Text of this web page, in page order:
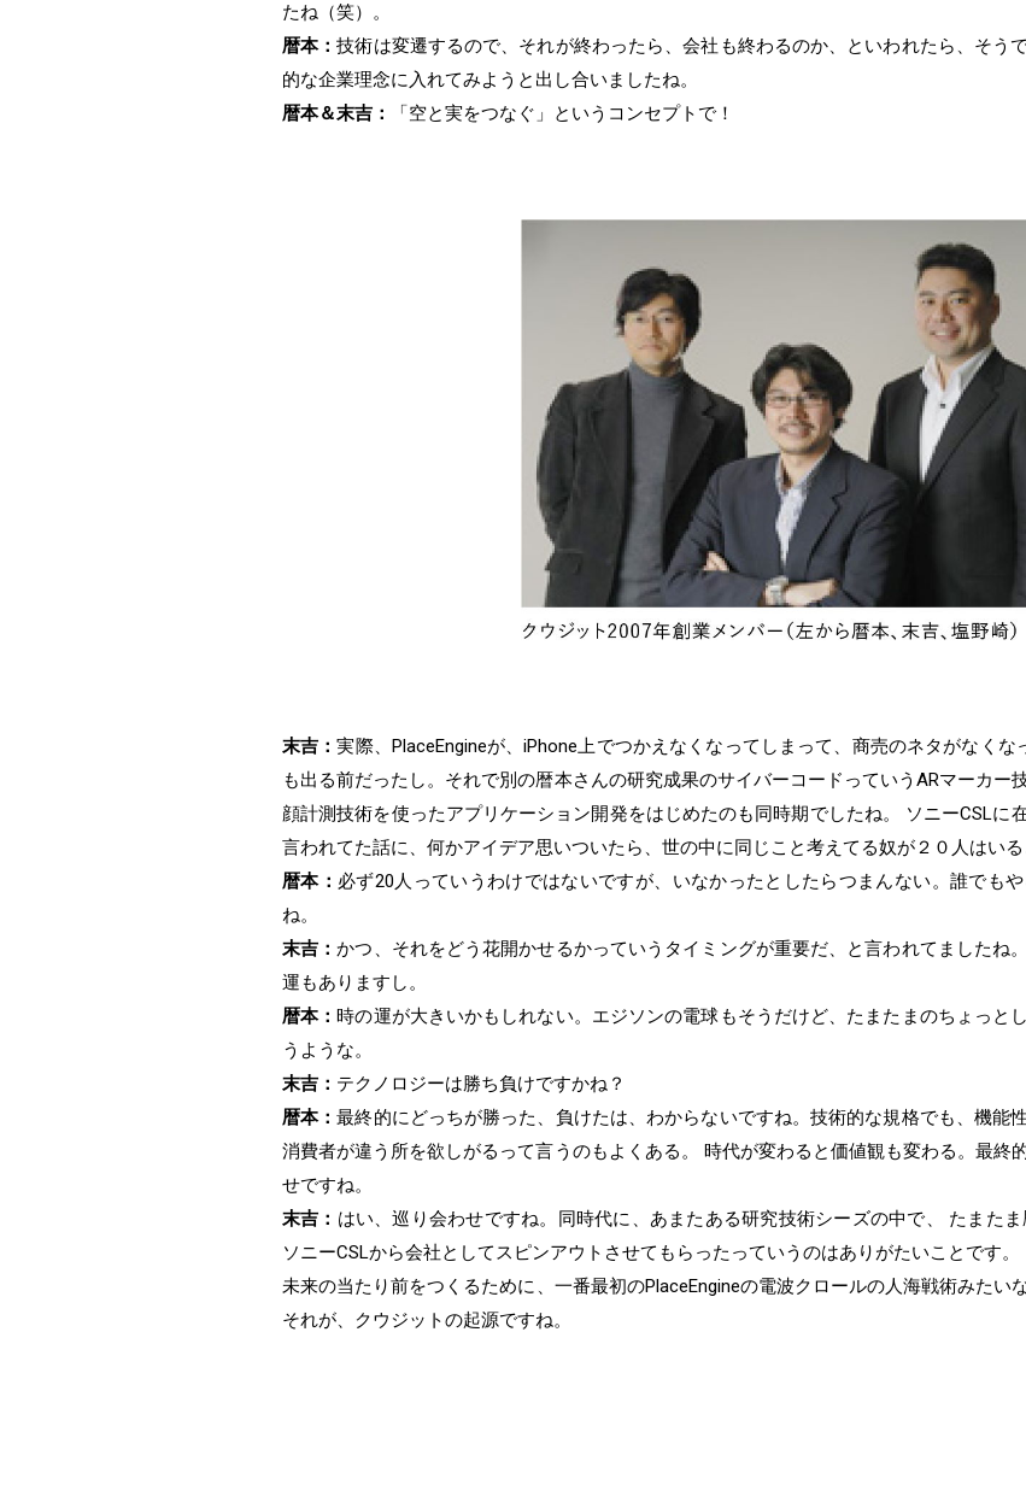
たね（笑）。
暦本：技術は変遷するので、それが終わったら、会社も終わるのか、といわれたら、そう
的な企業理念に入れてみようと出し合いましたね。
暦本＆末吉：
「空と実をつなぐ」というコンセプトで！
末吉：実際、PlaceEngineが、iPhone上でつかえなくなってしまって、商売のネタがなく
も出る前だったし。それで別の暦本さんの研究成果のサイバーコードっていうARマーカー
顔計測技術を使ったアプリケーション開発をはじめたのも同時期でしたね。 ソニーCSLに
言われてた話に、何かアイデア思いついたら、世の中に同じこと考えてる奴が２０人はい
暦本： 必ず20人っていうわけではないですが、いなかったとしたらつまんない。誰でも
ね。
末吉：かつ、それをどう花開かせるかっていうタイミングが重要だ、と言われてましたね
運もありますし。
暦本：時の運が大きいかもしれない。エジソンの電球もそうだけど、たまたまのちょっと
うような。
末吉： テクノロジーは勝ち負けですかね？
暦本：最終的にどっちが勝った、負けたは、わからないですね。技術的な規格でも、機能
消費者が違う所を欲しがるって言うのもよくある。 時代が変わると価値観も変わる。最終
せですね。
末吉： はい、巡り会わせですね。同時代に、あまたある研究技術シーズの中で、 たまたま
ソニーCSLから会社としてスピンアウトさせてもらったっていうのはありがたいことです。
未来の当たり前をつくるために、一番最初のPlaceEngineの電波クロールの人海戦術みたい
それが、クウジットの起源ですね。